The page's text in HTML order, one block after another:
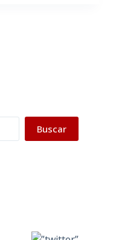
Buscar